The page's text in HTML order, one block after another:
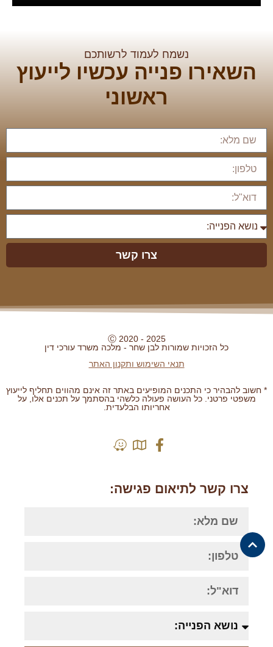
נשמח לעמוד לרשותכם
השאירו פנייה עכשיו לייעוץ
ראשוני
צרו קשר
Ⓒ 2020 - 2025
כל הזכויות שמורות לבן שחר - מלכה משרד עורכי דין
תנאי השימוש ותקנון האתר
* חשוב להבהיר כי התכנים המופיעים באתר זה אינם מהווים תחליף לייעוץ
משפטי פרטני. כל העושה פעולה כלשהי בהסתמך על תכנים אלו, על
אחריותו הבלעדית.
צרו קשר לתיאום פגישה: